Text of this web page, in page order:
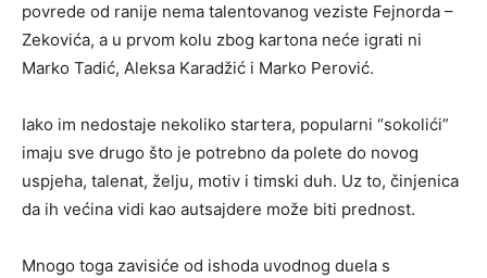
povrede od ranije nema talentovanog veziste Fejnorda –
Zekovića, a u prvom kolu zbog kartona neće igrati ni
Marko Tadić, Aleksa Karadžić i Marko Perović.
Iako im nedostaje nekoliko startera, popularni “sokolići”
imaju sve drugo što je potrebno da polete do novog
uspjeha, talenat, želju, motiv i timski duh. Uz to, činjenica
da ih većina vidi kao autsajdere može biti prednost.
Mnogo toga zavisiće od ishoda uvodnog duela s